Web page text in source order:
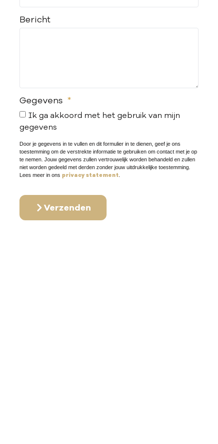
Bericht
Gegevens
Ik ga akkoord met het gebruik van mijn
gegevens
Door je gegevens in te vullen en dit formulier in te dienen, geef je ons
toestemming om de verstrekte informatie te gebruiken om contact met je op
te nemen. Jouw gegevens zullen vertrouwelijk worden behandeld en zullen
niet worden gedeeld met derden zonder jouw uitdrukkelijke toestemming.
Lees meer in ons privacy statement
Verzenden